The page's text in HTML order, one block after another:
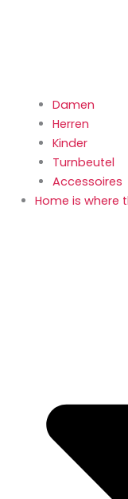
Damen
Herren
Kinder
Turnbeutel
Accessoires
Home is where